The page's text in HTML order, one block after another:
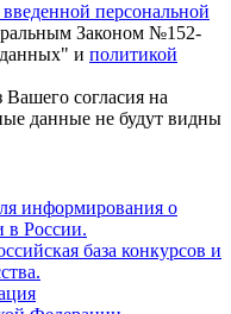
введенной персональной
Законом №152-
и политикой
согласия на
данные не будут видны